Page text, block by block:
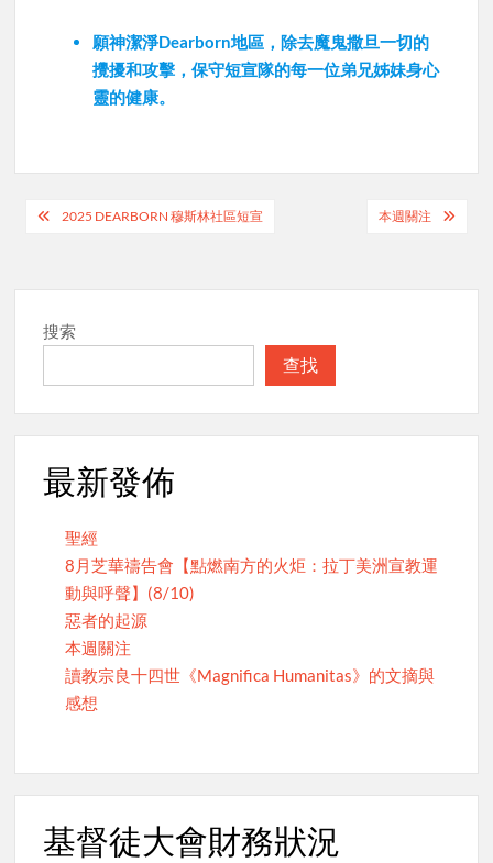
願神潔淨Dearborn地區，除去魔鬼撒旦一切的
攪擾和攻擊，保守短宣隊的每一位弟兄姊妹身心
靈的健康。
Post2025 DEARBORN 穆斯林社區短宣 本週關注
搜索
查找
最新發佈
聖經
8月芝華禱告會【點燃南方的火炬：拉丁美洲宣教運
動與呼聲】(8/10)
惡者的起源
本週關注
讀教宗良十四世《Magnifica Humanitas》的文摘與
感想
基督徒大會財務狀況